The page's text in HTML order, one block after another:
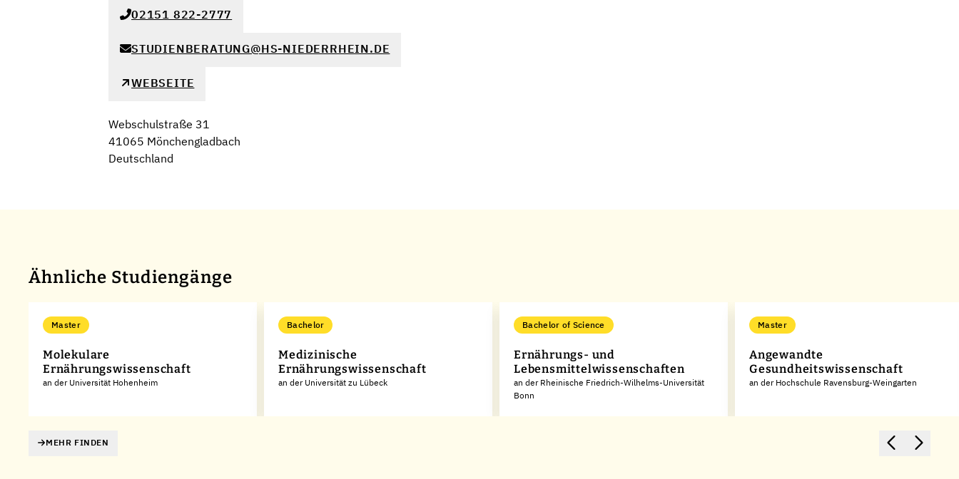
02151 822-2777
STUDIENBERATUNG@HS-NIEDERRHEIN.DE
WEBSEITE
Webschulstraße 31
41065 Mönchengladbach
Deutschland
Ähnliche Studiengänge
Master
Molekulare
Ernährungswissenschaft
an der Universität Hohenheim
Bachelor
Medizinische
Ernährungswissenschaft
an der Universität zu Lübeck
Bachelor of Science
Ernährungs- und
Lebensmittelwissenschaften
an der Rheinische Friedrich-Wilhelms-Universität
Bonn
Master
Angewandte
Gesundheitswissenschaft
an der Hochschule Ravensburg-Weingarten
MEHR FINDEN